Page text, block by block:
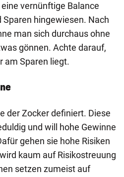
vernünftige Balance
hingewiesen. Nach
man sich durchaus ohne
gönnen. Achte darauf,
am Sparen liegt.
der Zocker definiert. Diese
und will hohe Gewinne
gehen sie hohe Risiken
kaum auf Risikostreuung
setzen zumeist auf